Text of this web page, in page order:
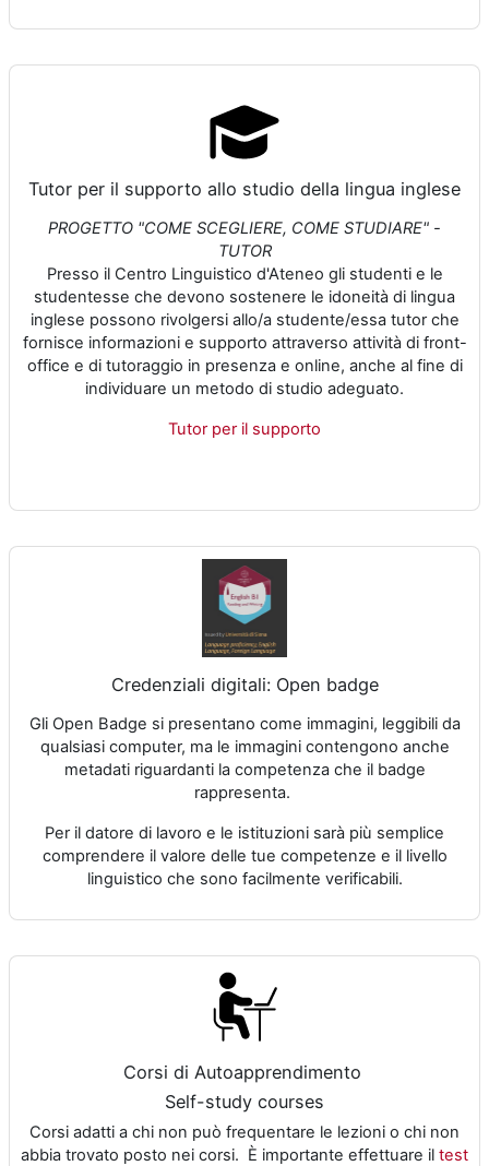
Tutor per il supporto allo studio della lingua inglese
PROGETTO "COME SCEGLIERE, COME STUDIARE" -
TUTOR
Presso il Centro Linguistico d'Ateneo gli studenti e le
studentesse che devono sostenere le idoneità di lingua
inglese possono rivolgersi allo/a studente/essa tutor che
fornisce informazioni e supporto attraverso attività di front-
office e di tutoraggio in presenza e online, anche al fine di
individuare un metodo di studio adeguato.
Tutor per il supporto
Credenziali digitali: Open badge
Gli Open Badge si presentano come immagini, leggibili da
qualsiasi computer, ma le immagini contengono anche
metadati riguardanti la competenza che il badge
rappresenta.
Per il datore di lavoro e le istituzioni sarà più semplice
comprendere il valore delle tue competenze e il livello
linguistico che sono facilmente verificabili.
Corsi di Autoapprendimento
Self-study courses
Corsi adatti a chi non può frequentare le lezioni o chi non
abbia trovato posto nei corsi. È importante effettuare il test